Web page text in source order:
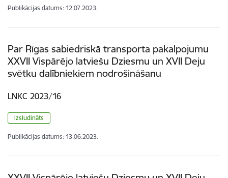
Publikācijas datums: 12.07.2023.
Par Rīgas sabiedriskā transporta pakalpojumu
XXVII Vispārējo latviešu Dziesmu un XVII Deju
svētku dalībniekiem nodrošināšanu
LNKC 2023/16
Izsludināts
Publikācijas datums: 13.06.2023.